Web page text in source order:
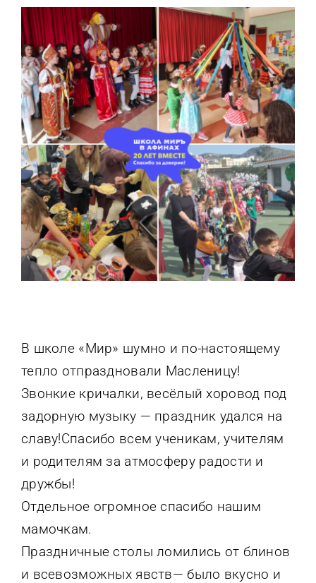
ЕВРОПЕЙСКИЕ ПРОГРАММЫ
СЕРТИФИКАТ ТРКИ — ЭКЗАМЕННАЦИОННЫЙ ЦЕНТР
НОВОСТИ
ФОТОГРАФИИ
YOUTUBE
ТЕАТР МИРОВОЙ
В школе «Мир» шумно и по-настоящему
тепло отпраздновали Масленицу!
Звонкие кричалки, весёлый хоровод под
задорную музыку — праздник удался на
славу!Спасибо всем ученикам, учителям
и родителям за атмосферу радости и
дружбы!
Отдельное огромное спасибо нашим
мамочкам.
Праздничные столы ломились от блинов
и всевозможных явств— было вкусно и